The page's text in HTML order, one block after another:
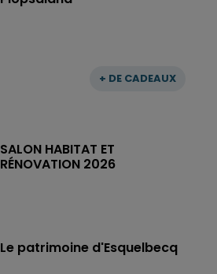
+ DE CADEAUX
SALON HABITAT ET
RÉNOVATION 2026
Le patrimoine d'Esquelbecq